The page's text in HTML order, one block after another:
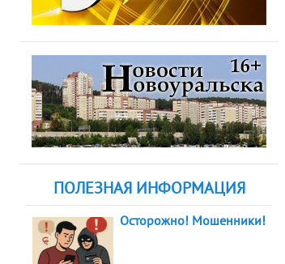
ПОЛЕЗНАЯ ИНФОРМАЦИЯ
Осторожно! Мошенники!